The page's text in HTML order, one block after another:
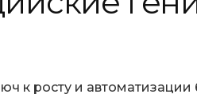
к росту и